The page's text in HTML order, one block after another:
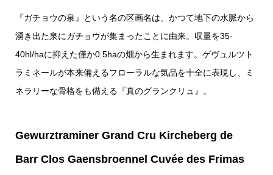
『ガチョウの泉』という名の区画名は、かつて地下の水脈から
湧き出た泉にガチョウが集まったことに由来。収量を35-
40hl/haに抑えた僅か0.5haの畑から生まれます。ゲヴュルツト
ラミネールが本来備えるフローラルな気品を十全に表現し、ミ
ネラリーな骨格をも備える『真のグランクリュ』。
Gewurztraminer Grand Cru Kircheberg de
Barr Clos Gaensbroennel Cuvée des Frimas